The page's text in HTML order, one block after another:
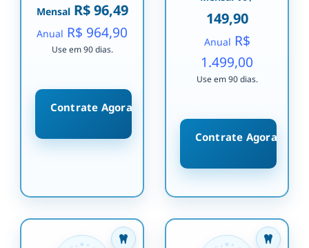
MensalR$ 96,49
Anual R$ 964,90
Use em 90 dias.
Contrate Agora
149,90
Anual R$
1.499,00
Use em 90 dias.
Contrate Agora